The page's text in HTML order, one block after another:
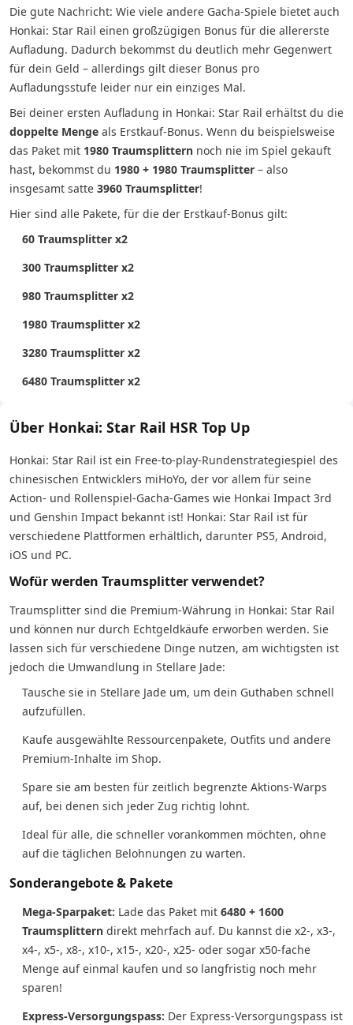
Die gute Nachricht: Wie viele andere Gacha-Spiele bietet auch
Honkai: Star Rail einen großzügigen Bonus für die allererste
Aufladung. Dadurch bekommst du deutlich mehr Gegenwert
für dein Geld – allerdings gilt dieser Bonus pro
Aufladungsstufe leider nur ein einziges Mal.
Bei deiner ersten Aufladung in Honkai: Star Rail erhältst du die
doppelte Menge als Erstkauf-Bonus. Wenn du beispielsweise
das Paket mit 1980 Traumsplittern noch nie im Spiel gekauft
hast, bekommst du 1980 + 1980 Traumsplitter – also
insgesamt satte 3960 Traumsplitter!
Hier sind alle Pakete, für die der Erstkauf-Bonus gilt:
60 Traumsplitter x2
300 Traumsplitter x2
980 Traumsplitter x2
1980 Traumsplitter x2
3280 Traumsplitter x2
6480 Traumsplitter x2
Über Honkai: Star Rail HSR Top Up
Honkai: Star Rail ist ein Free-to-play-Rundenstrategiespiel des
chinesischen Entwicklers miHoYo, der vor allem für seine
Action- und Rollenspiel-Gacha-Games wie Honkai Impact 3rd
und Genshin Impact bekannt ist! Honkai: Star Rail ist für
verschiedene Plattformen erhältlich, darunter PS5, Android,
iOS und PC.
Wofür werden Traumsplitter verwendet?
Traumsplitter sind die Premium-Währung in Honkai: Star Rail
und können nur durch Echtgeldkäufe erworben werden. Sie
lassen sich für verschiedene Dinge nutzen, am wichtigsten ist
jedoch die Umwandlung in Stellare Jade:
Tausche sie in Stellare Jade um, um dein Guthaben schnell
aufzufüllen.
Kaufe ausgewählte Ressourcenpakete, Outfits und andere
Premium-Inhalte im Shop.
Spare sie am besten für zeitlich begrenzte Aktions-Warps
auf, bei denen sich jeder Zug richtig lohnt.
Ideal für alle, die schneller vorankommen möchten, ohne
auf die täglichen Belohnungen zu warten.
Sonderangebote & Pakete
Mega-Sparpaket: Lade das Paket mit 6480 + 1600
Traumsplittern direkt mehrfach auf. Du kannst die x2-, x3-,
x4-, x5-, x8-, x10-, x15-, x20-, x25- oder sogar x50-fache
Menge auf einmal kaufen und so langfristig noch mehr
sparen!
Express-Versorgungspass: Der Express-Versorgungspass ist